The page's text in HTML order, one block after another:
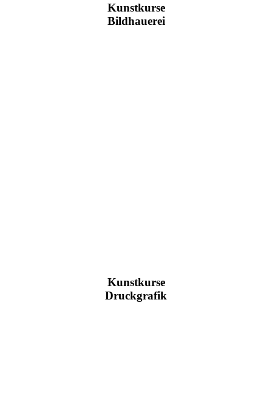
Kunstkurse
Bildhauerei
Kunstkurse
Druckgrafik